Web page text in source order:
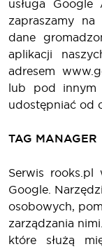
usługa
zapraszamy
dane
aplikacji
adresem
lub pod innym
udostępniać od
TAG MANAGER
Serwis rooks.pl
Google.
osobowych,
zarządzania
które służą